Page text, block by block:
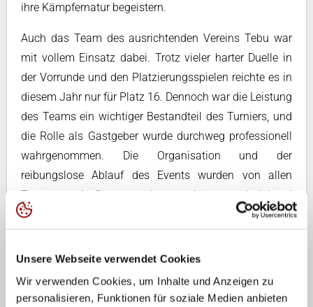
Unsere Webseite verwendet Cookies
Wir verwenden Cookies, um Inhalte und Anzeigen zu
personalisieren, Funktionen für soziale Medien anbieten
ihre Kämpfernatur begeistern.
Auch das Team des ausrichtenden Vereins Tebu war
mit vollem Einsatz dabei. Trotz vieler harter Duelle in
der Vorrunde und den Platzierungsspielen reichte es in
diesem Jahr nur für Platz 16. Dennoch war die Leistung
des Teams ein wichtiger Bestandteil des Turniers, und
die Rolle als Gastgeber wurde durchweg professionell
wahrgenommen. Die Organisation und der
reibungslose Ablauf des Events wurden von allen
Teams und Gästen sehr geschätzt und lobend
hervorgehoben.
Foto: Nicole Lienemann
Paul Boss, der als Turnierleitung fungierte, zeigte sich